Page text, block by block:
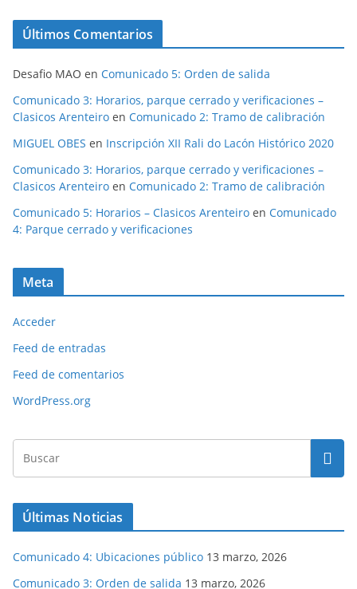
Últimos Comentarios
Desafio MAO en Comunicado 5: Orden de salida
Comunicado 3: Horarios, parque cerrado y verificaciones –
Clasicos Arenteiro en Comunicado 2: Tramo de calibración
MIGUEL OBES en Inscripción XII Rali do Lacón Histórico 2020
Comunicado 3: Horarios, parque cerrado y verificaciones –
Clasicos Arenteiro en Comunicado 2: Tramo de calibración
Comunicado 5: Horarios – Clasicos Arenteiro en Comunicado
4: Parque cerrado y verificaciones
Meta
Acceder
Feed de entradas
Feed de comentarios
WordPress.org
Últimas Noticias
Comunicado 4: Ubicaciones público 13 marzo, 2026
Comunicado 3: Orden de salida 13 marzo, 2026